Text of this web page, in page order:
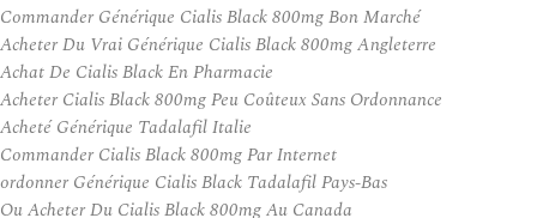
Commander Générique Cialis Black 800mg Bon Marché
Acheter Du Vrai Générique Cialis Black 800mg Angleterre
Achat De Cialis Black En Pharmacie
Acheter Cialis Black 800mg Peu Coûteux Sans Ordonnance
Acheté Générique Tadalafil Italie
Commander Cialis Black 800mg Par Internet
ordonner Générique Cialis Black Tadalafil Pays-Bas
Ou Acheter Du Cialis Black 800mg Au Canada